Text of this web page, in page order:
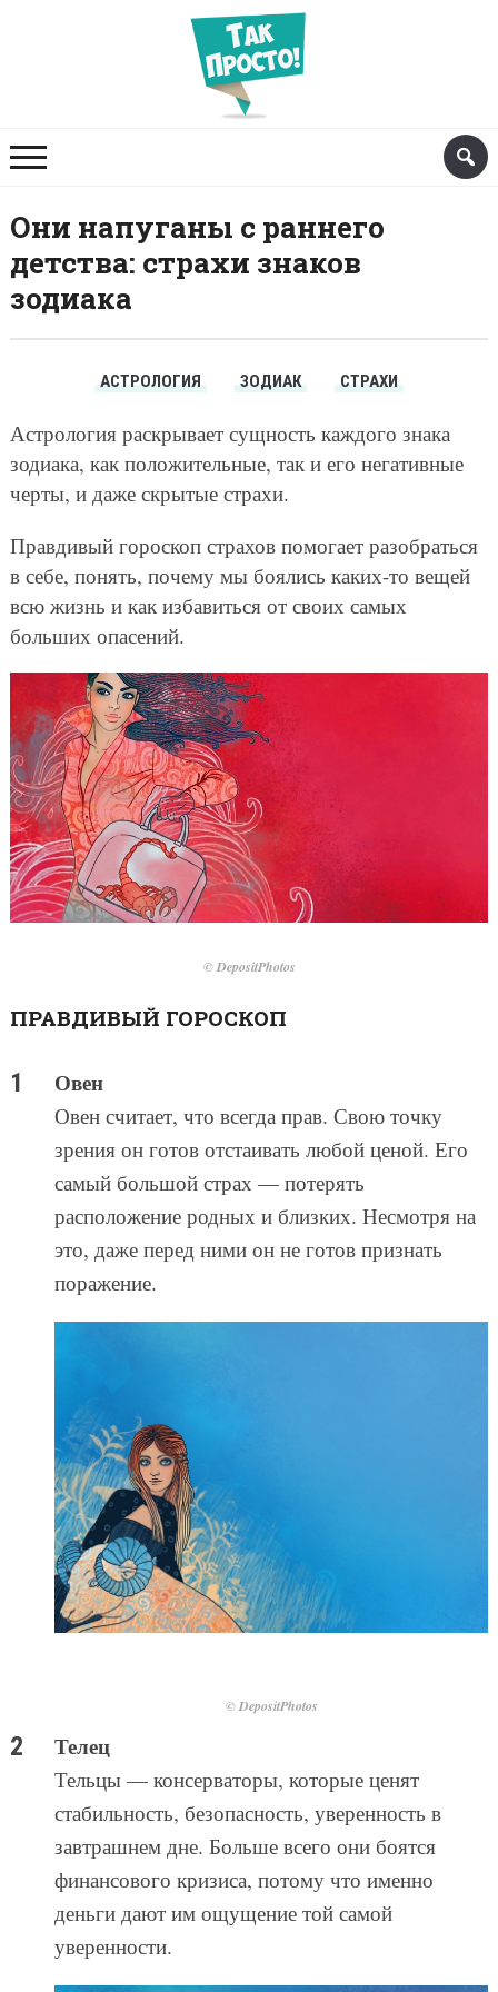
Они напуганы с раннего
детства: страхи знаков
зодиака
АСТРОЛОГИЯ ЗОДИАК СТРАХИ
Астрология раскрывает сущность каждого знака
зодиака, как положительные, так и его негативные
черты, и даже скрытые страхи.
Правдивый гороскоп страхов помогает разобраться
в себе, понять, почему мы боялись каких-то вещей
всю жизнь и как избавиться от своих самых
больших опасений.
© DepositPhotos
ПРАВДИВЫЙ ГОРОСКОП
Овен
Овен считает, что всегда прав. Свою точку
зрения он готов отстаивать любой ценой. Его
самый большой страх — потерять
расположение родных и близких. Несмотря на
это, даже перед ними он не готов признать
поражение.
© DepositPhotos
Телец
Тельцы — консерваторы, которые ценят
стабильность, безопасность, уверенность в
завтрашнем дне. Больше всего они боятся
финансового кризиса, потому что именно
деньги дают им ощущение той самой
уверенности.